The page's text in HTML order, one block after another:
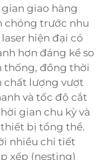
giao hàng
chóng trước nhu
hiện đại có
hơn đáng kể so
thống, đồng thời
chất lượng vượt
và tốc độ cắt
gian chu kỳ và
bị tổng thể.
nhiều chi tiết
xếp (nesting)